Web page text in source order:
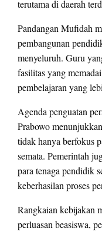
terutama di daerah
Pandangan Mufidah
pembangunan
menyeluruh. Guru
fasilitas yang
pembelajaran yang
Agenda penguatan
Prabowo
tidak hanya berfokus
semata. Pemerintah
para tenaga pendidik
keberhasilan proses
Rangkaian kebijakan
perluasan beasiswa,